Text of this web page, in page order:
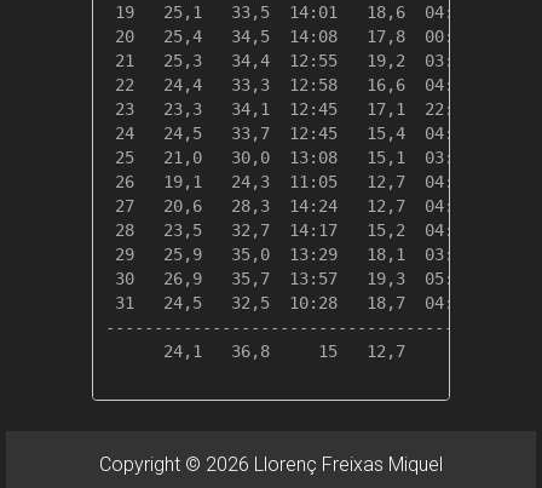
19   25,1   33,5  14:01   18,6  04:50
20   25,4   34,5  14:08   17,8  00:55
21   25,3   34,4  12:55   19,2  03:29
22   24,4   33,3  12:58   16,6  04:41
23   23,3   34,1  12:45   17,1  22:06
24   24,5   33,7  12:45   15,4  04:10
25   21,0   30,0  13:08   15,1  03:38
26   19,1   24,3  11:05   12,7  04:55
27   20,6   28,3  14:24   12,7  04:39
28   23,5   32,7  14:17   15,2  04:46
29   25,9   35,0  13:29   18,1  03:41
30   26,9   35,7  13:57   19,3  05:26
31   24,5   32,5  10:28   18,7  04:20
24,1   36,8     15   12,7     27
Copyright © 2026 Llorenç Freixas Miquel